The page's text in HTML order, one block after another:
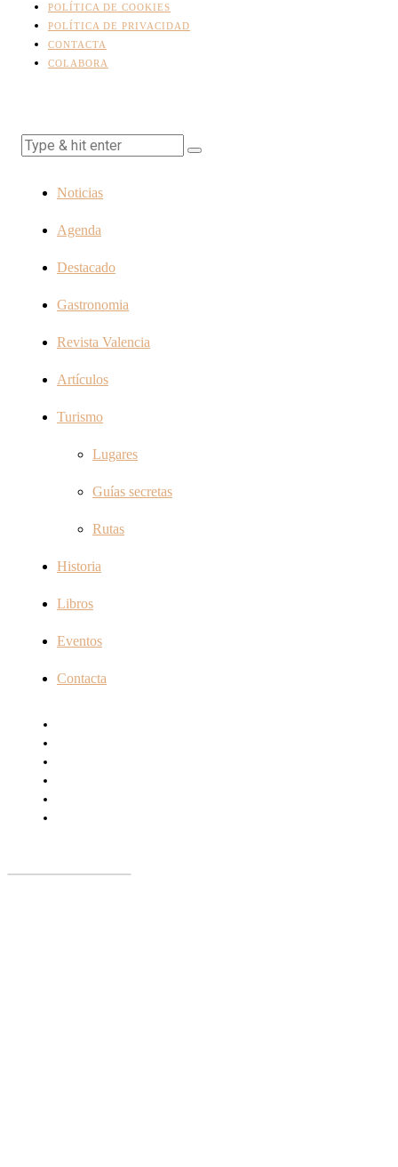
POLÍTICA DE COOKIES
POLÍTICA DE PRIVACIDAD
CONTACTA
COLABORA
Noticias
Agenda
Destacado
Gastronomia
Revista Valencia
Artículos
Turismo
Lugares
Guías secretas
Rutas
Historia
Libros
Eventos
Contacta